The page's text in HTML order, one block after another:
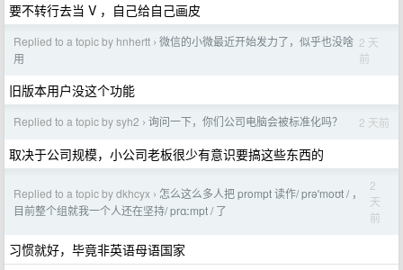
要不转行去当 V ，自己给自己画皮
Replied to a topic by hnhertt › 微信的小微最近开始发力了，似乎也没啥
用
2 天
前
旧版本用户没这个功能
Replied to a topic by syh2 › 询问一下，你们公司电脑会被标准化吗？ 2 天前
取决于公司规模，小公司老板很少有意识要搞这些东西的
Replied to a topic by dkhcyx › 怎么这么多人把 prompt 读作/ prəˈmoʊt / ，
目前整个组就我一个人还在坚持/ prɑːmpt / 了
2
天
前
习惯就好，毕竟非英语母语国家